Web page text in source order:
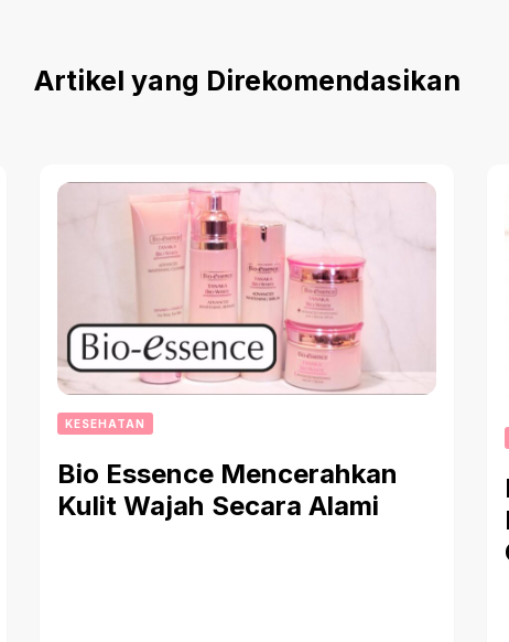
Artikel yang Direkomendasikan
KESEHATAN
Bio Essence Mencerahkan
Kulit Wajah Secara Alami